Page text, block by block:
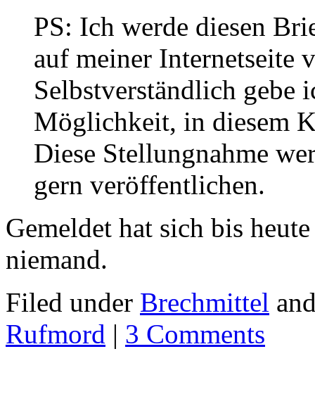
PS: Ich werde diesen
auf meiner Internetseite
Selbstverständlich gebe
Möglichkeit, in diesem
Diese Stellungnahme
gern veröffentlichen.
Gemeldet hat sich bis
niemand.
Filed under Brechmittel
Rufmord | 3 Comments